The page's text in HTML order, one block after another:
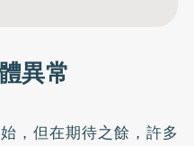
異常
，但在期待之餘，許多